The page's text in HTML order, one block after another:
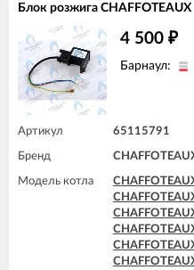
Блок розжига CHAFFOTEAUX
4 500 ₽
Барнаул:
Артикул 65115791
Бренд
Модель котла